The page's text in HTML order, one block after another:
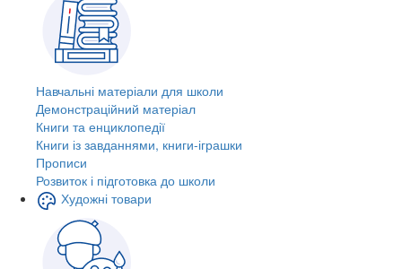
Навчальні матеріали для школи
Демонстраційний матеріал
Книги та енциклопедії
Книги із завданнями, книги-іграшки
Прописи
Розвиток і підготовка до школи
Художні товари